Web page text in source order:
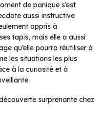
de panique s’est
aussi instructive
appris à
tapis, mais elle a aussi
qu’elle pourra réutiliser à
les situations les plus
à la curiosité et à
surprenante chez